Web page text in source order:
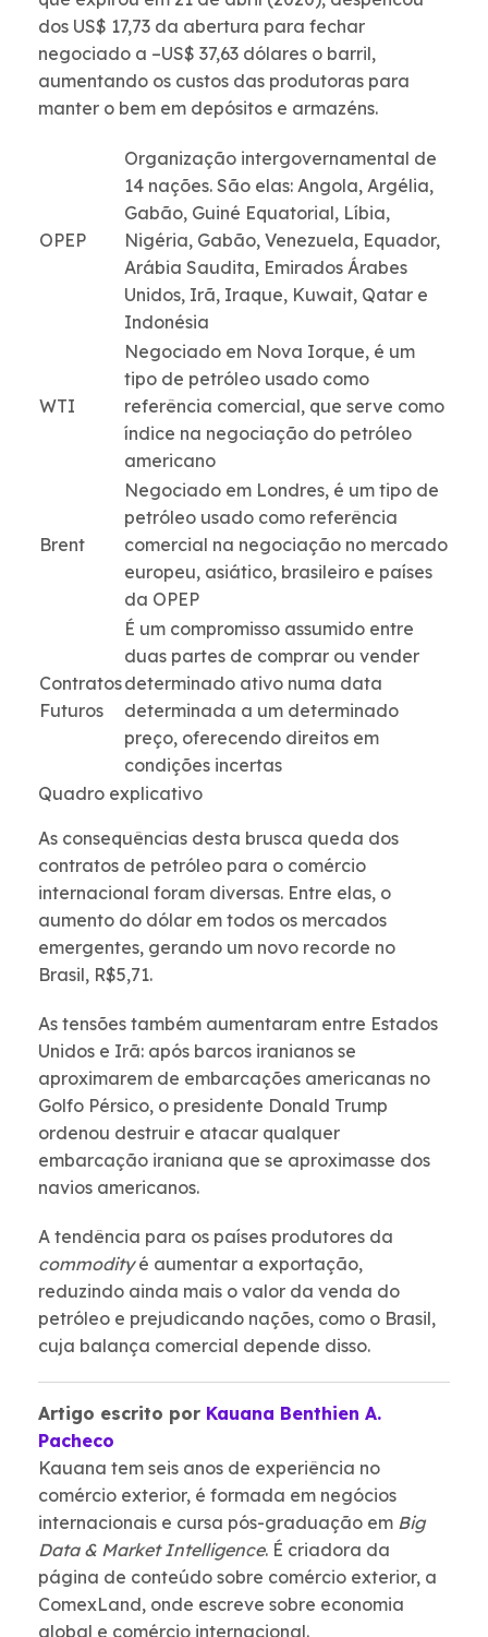
dos US$ 17,73 da abertura para fechar
negociado a –US$ 37,63 dólares o barril,
aumentando os custos das produtoras para
manter o bem em depósitos e armazéns.
OPEP
Organização intergovernamental de
14 nações. São elas: Angola, Argélia,
Gabão, Guiné Equatorial, Líbia,
Nigéria, Gabão, Venezuela, Equador,
Arábia Saudita, Emirados Árabes
Unidos, Irã, Iraque, Kuwait, Qatar e
Indonésia
WTI
Negociado em Nova Iorque, é um
tipo de petróleo usado como
referência comercial, que serve como
índice na negociação do petróleo
americano
Brent
Negociado em Londres, é um tipo de
petróleo usado como referência
comercial na negociação no mercado
europeu, asiático, brasileiro e países
da OPEP
Contratos
Futuros
É um compromisso assumido entre
duas partes de comprar ou vender
determinado ativo numa data
determinada a um determinado
preço, oferecendo direitos em
condições incertas
Quadro explicativo
As consequências desta brusca queda dos
contratos de petróleo para o comércio
internacional foram diversas. Entre elas, o
aumento do dólar em todos os mercados
emergentes, gerando um novo recorde no
Brasil, R$5,71.
As tensões também aumentaram entre Estados
Unidos e Irã: após barcos iranianos se
aproximarem de embarcações americanas no
Golfo Pérsico, o presidente Donald Trump
ordenou destruir e atacar qualquer
embarcação iraniana que se aproximasse dos
navios americanos.
A tendência para os países produtores da
commodityé aumentar a exportação,
reduzindo ainda mais o valor da venda do
petróleo e prejudicando nações, como o Brasil,
cuja balança comercial depende disso.
Artigo escrito por Kauana Benthien A.
Pacheco
Kauana tem seis anos de experiência no
comércio exterior, é formada em negócios
internacionais e cursa pós-graduação em Big
Data & Market Intelligence. É criadora da
página de conteúdo sobre comércio exterior, a
ComexLand, onde escreve sobre economia
global e comércio internacional.